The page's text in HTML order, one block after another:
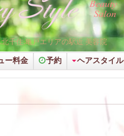
千住.亀戸エリアの駅近 美容院
ー料金 予約 ヘアスタイル